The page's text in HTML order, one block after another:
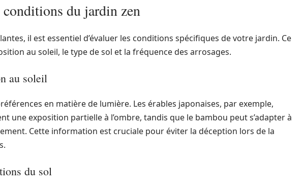
du jardin zen
il est essentiel d’évaluer les conditions spécifiques de votre jardin. Ce
au soleil, le type de sol et la fréquence des arrosages.
au soleil
en matière de lumière. Les érables japonaises, par exemple,
une exposition partielle à l’ombre, tandis que le bambou peut s’adapter à
Cette information est cruciale pour éviter la déception lors de la
du sol